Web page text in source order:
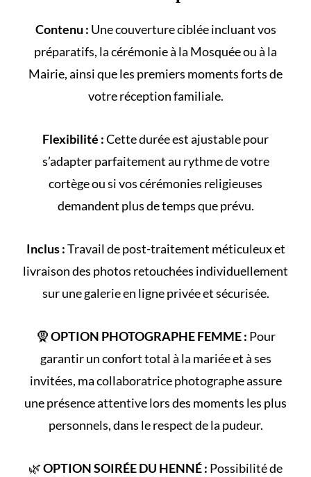
Contenu : Une couverture ciblée incluant vos
préparatifs, la cérémonie à la Mosquéeou à la
Mairie, ainsi que les premiers moments forts de
votreréception familiale.
Flexibilité :Cette durée est ajustable pour
s’adapter parfaitement au rythme de votre
cortègeou si vos cérémonies religieuses
demandent plus de temps que prévu.
Inclus :Travail de post-traitement méticuleux et
livraison des photos retouchées individuellement
sur une galerie en ligne privée et sécurisée.
🧕OPTION PHOTOGRAPHE FEMME : Pour
garantir un confort total à la mariée et à ses
invitées, ma collaboratrice photographe assure
une présence attentive lors des moments les plus
personnels, dans le respect de la pudeur.
🌿OPTION SOIRÉE DU HENNÉ : Possibilité de